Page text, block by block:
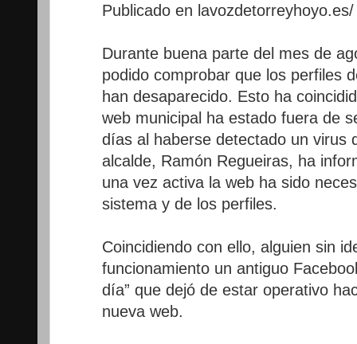
Publicado en
Durante buena parte del mes de
podido comprobar que los perfiles
han desaparecido. Esto ha
web municipal ha estado fuera de
días al haberse detectado un virus
alcalde, Ramón Regueiras, ha
una vez activa la web ha sido
sistema y de los perfiles.
Coincidiendo con ello, alguien sin
funcionamiento un antiguo
día” que dejó de estar operativo
nueva web.